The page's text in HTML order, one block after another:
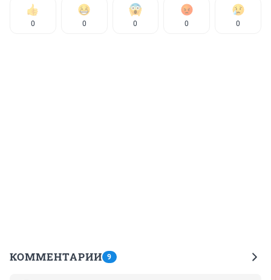
0 0 0 0 0
КОММЕНТАРИИ 9